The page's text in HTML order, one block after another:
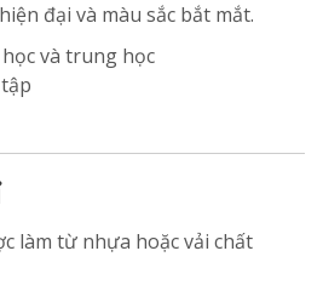
đại và màu sắc bắt mắt.
và trung học
làm từ nhựa hoặc vải chất